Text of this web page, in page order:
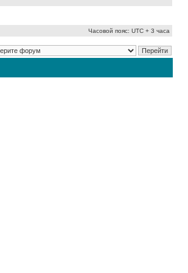
Часовой пояс: UTC + 3 часа